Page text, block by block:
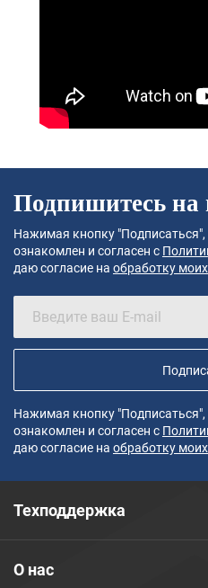
Подпишитесь
Нажимая кнопку
ознакомлен и согласен с
даю согласие на обработку
Нажимая кнопку
ознакомлен и согласен с
даю согласие на обработку
О нас
Техподдержка